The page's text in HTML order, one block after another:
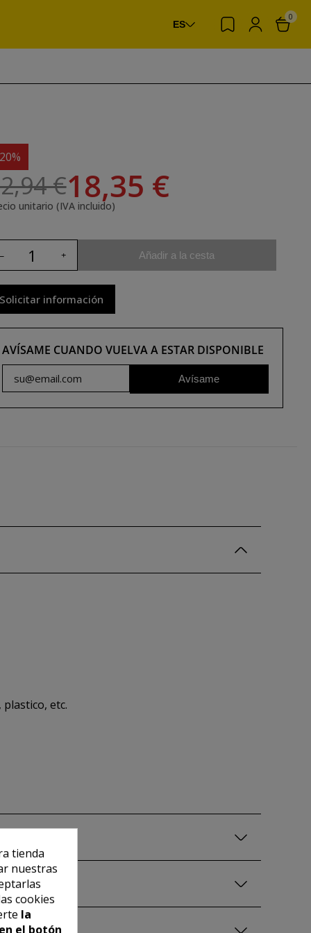
ES
0
€18,35 €
unitario (IVA incluido)
Añadir a la cesta
información
AVÍSAME CUANDO VUELVA A ESTAR DISPONIBLE
Avísame
etc.
tienda
nuestras
cookies
la
el botón